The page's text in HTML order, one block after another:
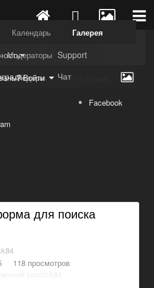
Календарь
Галерея
Модераторы
Лидеры
Support
Чат
Войти Регистрация
Facebook
для поиска
118 просмотров